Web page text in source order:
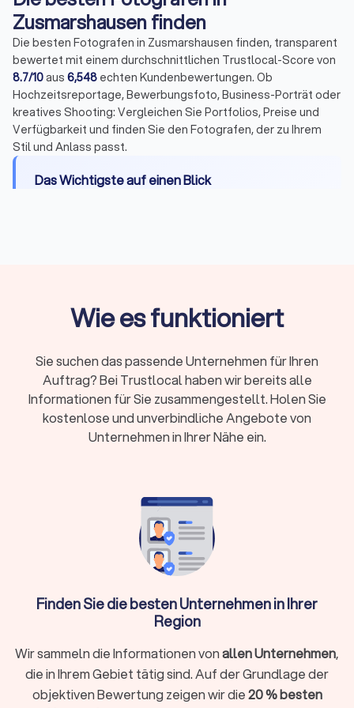
Zusmarshausen finden
Die besten Fotografen in Zusmarshausen finden, transparent
bewertet mit einem durchschnittlichen Trustlocal-Score von
8.7/10aus 6,548 echten Kundenbewertungen. Ob
Hochzeitsreportage, Bewerbungsfoto, Business-Porträt oder
kreatives Shooting: Vergleichen Sie Portfolios, Preise und
Verfügbarkeit und finden Sie den Fotografen, der zu Ihrem
Stil und Anlass passt.
Das Wichtigste auf einen Blick
Fotos mehr zulässig
abhängig von Erfahrung und Spezialisierung
Lieferzeit:Passbilder sofort, Bewerbungsfotos
2-3 Tage, Porträts 1-2 Wochen, Hochzeiten 4-8
Wochen
Nutzungsrechte:Private Nutzung meist inklusive,
Wann brauche ich einen professionellen
ausreichen, gibt es Situationen, in denen professionelle
Fotografie den entscheidenden Unterschied macht:
Bewerbungsfotos und Business-Porträts für LinkedIn oder
Unternehmenswebseiten vermitteln Kompetenz und
Seriosität.
Wie es funktioniert
Sie suchen das passende Unternehmen für Ihren
Auftrag? Bei Trustlocal haben wir bereits alle
Informationen für Sie zusammengestellt. Holen Sie
kostenlose und unverbindliche Angebote von
Unternehmen in Ihrer Nähe ein.
Finden Sie die besten Unternehmen in Ihrer
Region
Wir sammeln die Informationen vonallen Unternehmen,
die in Ihrem Gebiet tätig sind. Auf der Grundlage der
objektiven Bewertung zeigen wir die20 % besten